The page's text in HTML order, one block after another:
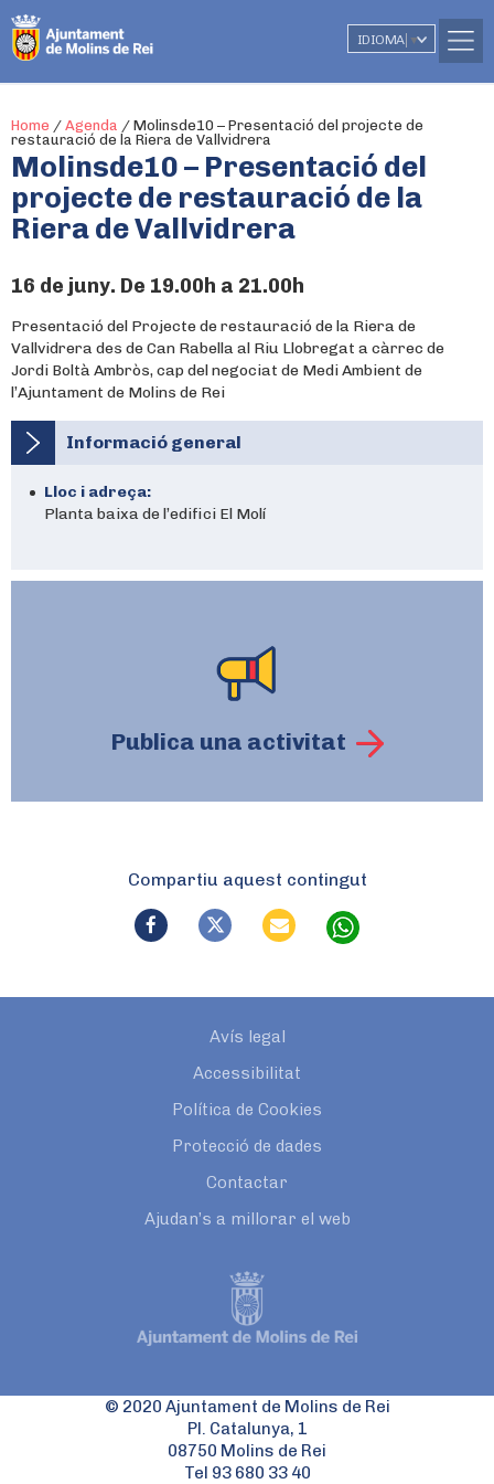
IDIOMA ▼
Home / Agenda / Molinsde10 – Presentació del projecte de
restauració de la Riera de Vallvidrera
Molinsde10 – Presentació del
projecte de restauració de la
Riera de Vallvidrera
16 de juny. De 19.00h a 21.00h
Presentació del Projecte de restauració de la Riera de
Vallvidrera des de Can Rabella al Riu Llobregat a càrrec de
Jordi Boltà Ambròs, cap del negociat de Medi Ambient de
l’Ajuntament de Molins de Rei
Informació general
Lloc i adreça:
Planta baixa de l’edifici El Molí
Publica una activitat
Compartiu aquest contingut
Avís legal
Accessibilitat
Política de Cookies
Protecció de dades
Contactar
Ajudan’s a millorar el web
© 2020 Ajuntament de Molins de Rei
Pl. Catalunya, 1
08750 Molins de Rei
Tel 93 680 33 40